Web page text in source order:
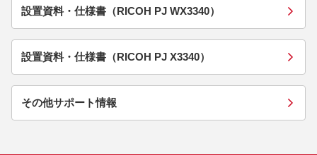
設置資料・仕様書（RICOH PJ WX3340）
設置資料・仕様書（RICOH PJ X3340）
その他サポート情報